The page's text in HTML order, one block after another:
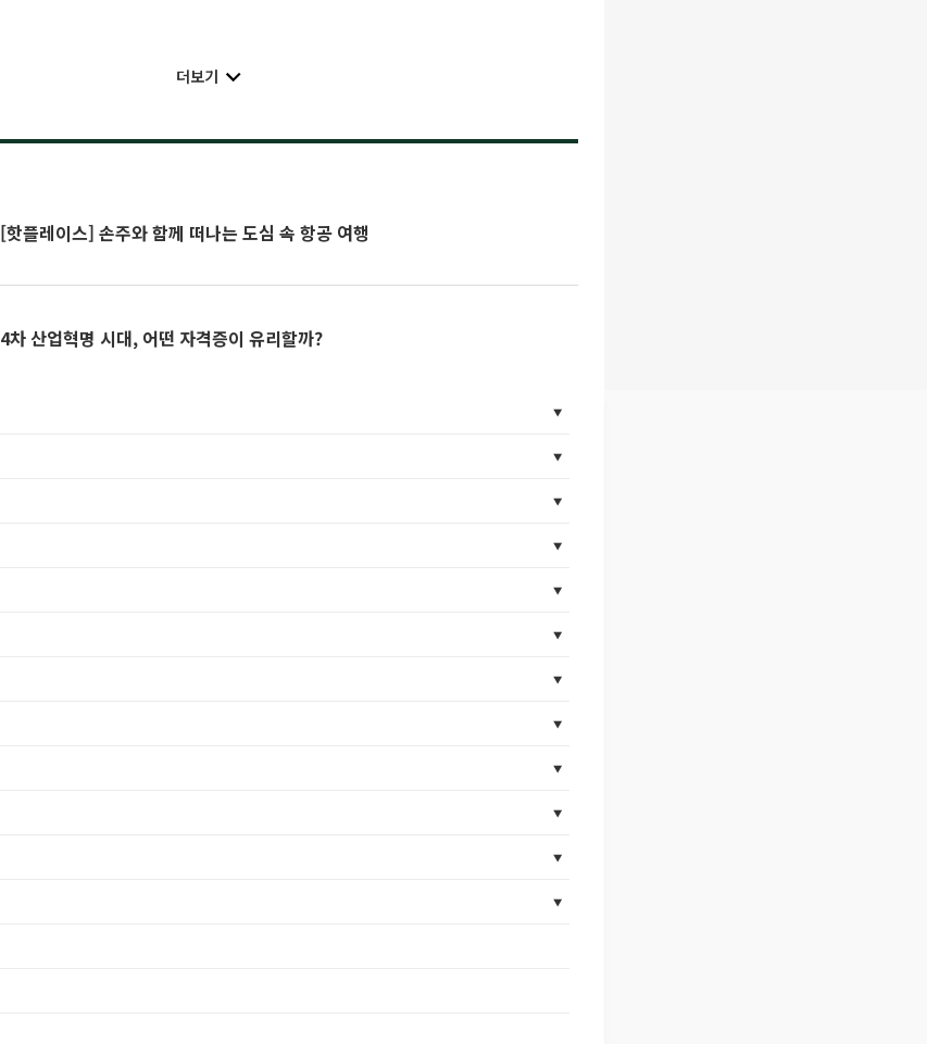
더보기
[핫플레이스] 손주와 함께 떠나는 도심 속 항공 여행
4차 산업혁명 시대, 어떤 자격증이 유리할까?